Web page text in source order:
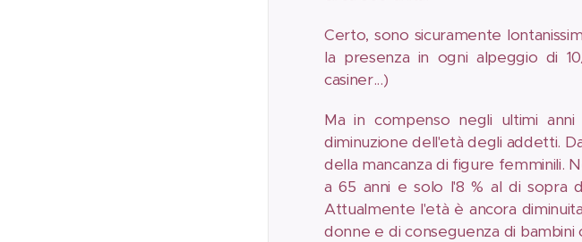
Certo, sono sicuramente
la presenza in ogni alpeggio di
casiner...)
Ma in compenso negli ultimi
diminuzione dell'età degli addetti.
della mancanza di figure femminili.
a 65 anni e solo l'8 % al di sopra
Attualmente l'età è ancora
donne e di conseguenza di